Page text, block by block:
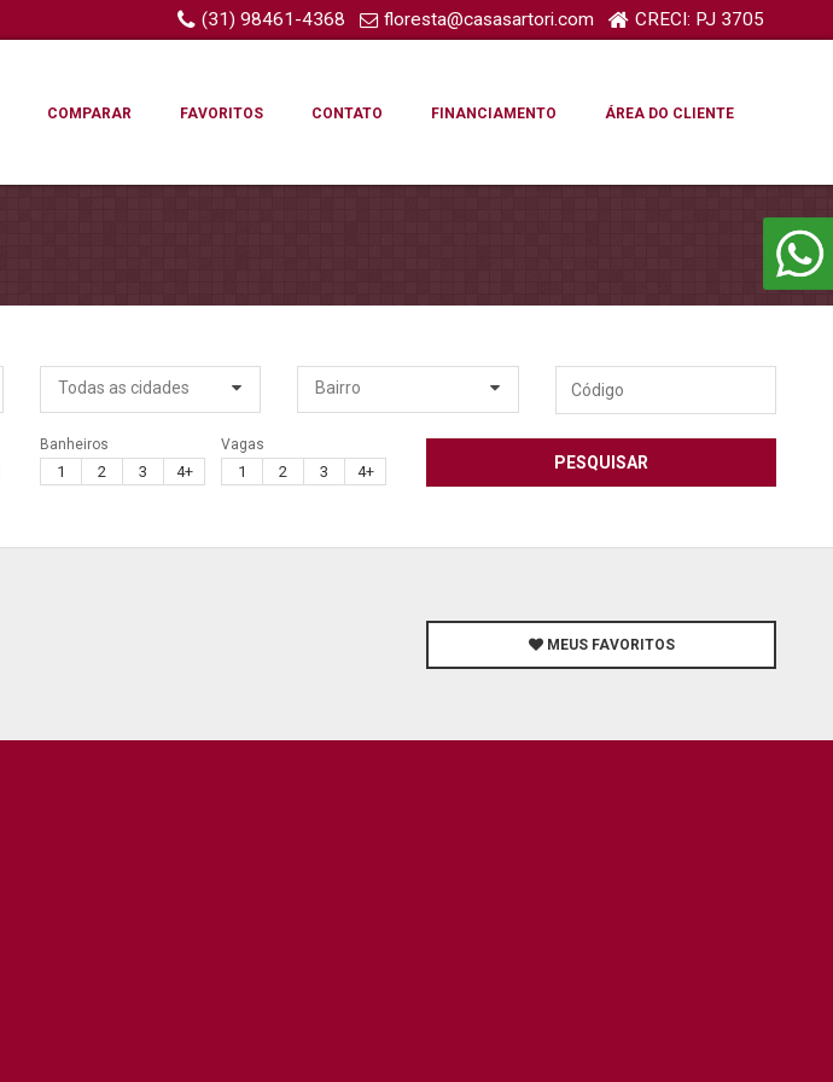
(31) 98461-4368 floresta@casasartori.com CRECI: PJ 3705
COMPARAR FAVORITOS CONTATO FINANCIAMENTO ÁREA DO CLIENTE
Código
Todas as cidades Bairro
Banheiros
1 2 3 4+
Vagas
1 2 3 4+
PESQUISAR
MEUS FAVORITOS